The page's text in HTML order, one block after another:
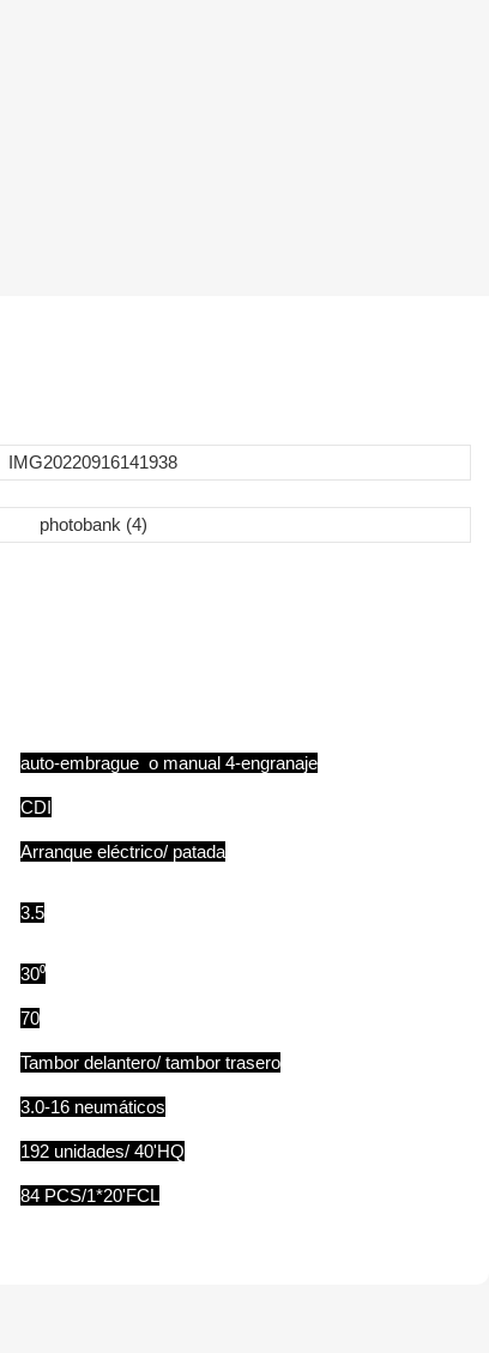
auto-embrague o manual 4-engranaje
CDI
Arranque eléctrico/ patada
3.5
30⁰
70
Tambor delantero/ tambor trasero
3.0-16 neumáticos
192 unidades/ 40'HQ
84 PCS/1*20'FCL